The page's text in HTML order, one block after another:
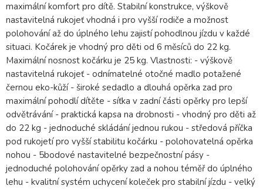
maximální komfort pro dítě. Stabilní konstrukce, výškově
nastavitelná rukojeť vhodná i pro vyšší rodiče a možnost
polohování až do úplného lehu zajistí pohodlnou jízdu v každé
situaci. Kočárek je vhodný pro děti od 6 měsíců do 22 kg.
Maximální nosnost kočárku je 25 kg. Vlastnosti: - výškově
nastavitelná rukojeť - odnímatelné otočné madlo potažené
černou eko-kůží - široké sedadlo a dlouhá opěrka zad pro
maximální pohodlí dítěte - síťka v zadní části opěrky pro lepší
odvětrávání - praktická kapsa na drobnosti - vhodný pro děti až
do 22 kg - jednoduché skládání jednou rukou - středová příčka
pod rukojetí pro vyšší stabilitu kočárku - polohovatelná opěrka
nohou - 5bodové nastavitelné bezpečnostní pásy -
jednoduché polohování opěrky zad a nohou téměř do úplného
lehu - kvalitní systém uchycení koleček pro stabilní jízdu - velký